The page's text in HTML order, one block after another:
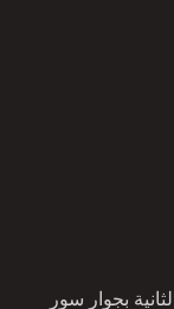
الثانية بجوار سور